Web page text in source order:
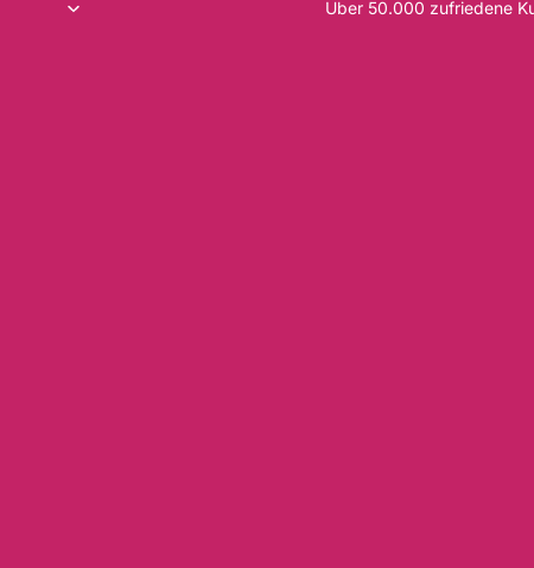
Über 50.000 zufriedene